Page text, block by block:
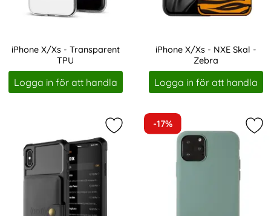
iPhone X/Xs - Transparent
TPU
Art. nr 1445
Logga in för att handla
iPhone X/Xs - NXE Skal -
Zebra
Art. nr 3896
Logga in för att handla
Markera iPhone X/Xs - Skal Med
-17%